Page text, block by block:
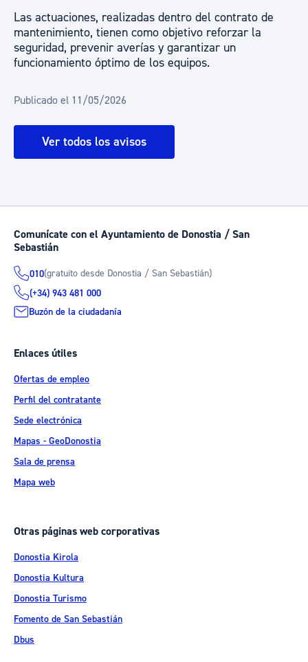
Las actuaciones, realizadas dentro del contrato de
mantenimiento, tienen como objetivo reforzar la
seguridad, prevenir averías y garantizar un
funcionamiento óptimo de los equipos.
Publicado el 11/05/2026
Ver todos los avisos
Comunícate con el Ayuntamiento de Donostia / San
Sebastián
010(gratuito desde Donostia / San Sebastián)
(+34) 943 481 000
Buzón de la ciudadanía
Enlaces útiles
Ofertas de empleo
Perfil del contratante
Sede electrónica
Mapas - GeoDonostia
Sala de prensa
Mapa web
Otras páginas web corporativas
Donostia Kirola
Donostia Kultura
Donostia Turismo
Fomento de San Sebastián
Dbus